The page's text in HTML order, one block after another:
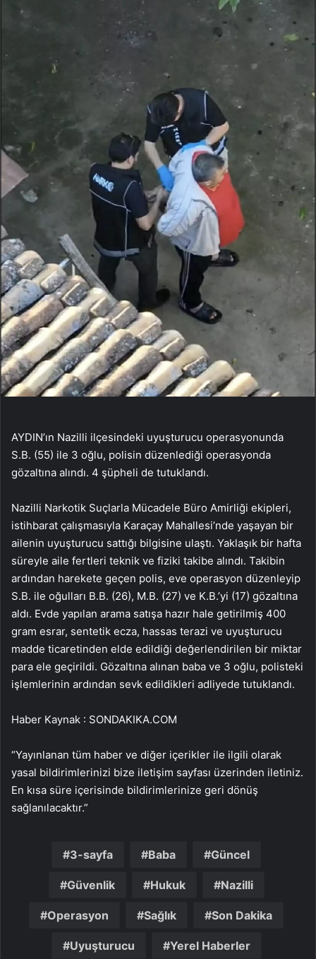
AYDIN’ın Nazilli ilçesindeki uyuşturucu operasyonunda
S.B. (55) ile 3 oğlu, polisin düzenlediği operasyonda
gözaltına alındı. 4 şüpheli de tutuklandı.
Nazilli Narkotik Suçlarla Mücadele Büro Amirliği ekipleri,
istihbarat çalışmasıyla Karaçay Mahallesi’nde yaşayan bir
ailenin uyuşturucu sattığı bilgisine ulaştı. Yaklaşık bir hafta
süreyle aile fertleri teknik ve fiziki takibe alındı. Takibin
ardından harekete geçen polis, eve operasyon düzenleyip
S.B. ile oğulları B.B. (26), M.B. (27) ve K.B.’yi (17) gözaltına
aldı. Evde yapılan arama satışa hazır hale getirilmiş 400
gram esrar, sentetik ecza, hassas terazi ve uyuşturucu
madde ticaretinden elde edildiği değerlendirilen bir miktar
para ele geçirildi. Gözaltına alınan baba ve 3 oğlu, polisteki
işlemlerinin ardından sevk edildikleri adliyede tutuklandı.
Haber Kaynak : SONDAKIKA.COM
“Yayınlanan tüm haber ve diğer içerikler ile ilgili olarak
yasal bildirimlerinizi bize iletişim sayfası üzerinden iletiniz.
En kısa süre içerisinde bildirimlerinize geri dönüş
sağlanılacaktır.”
3-sayfa Baba Güncel
Güvenlik Hukuk Nazilli
Operasyon Sağlık Son Dakika
Uyuşturucu Yerel Haberler